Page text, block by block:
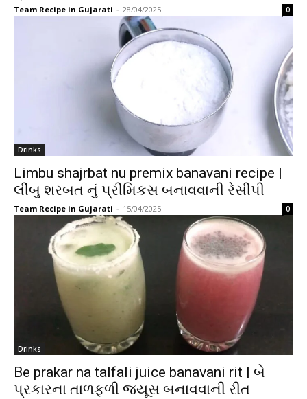
Team Recipe in Gujarati - 28/04/2025 0
Drinks
Limbu shajrbat nu premix banavani recipe |
લીંબુ શરબત નું પ્રીમિકસ બનાવવાની રેસીપી
Team Recipe in Gujarati - 15/04/2025 0
Drinks
Be prakar na talfali juice banavani rit | બે
પ્રકારના તાળફળી જ્યૂસ બનાવવાની રીત